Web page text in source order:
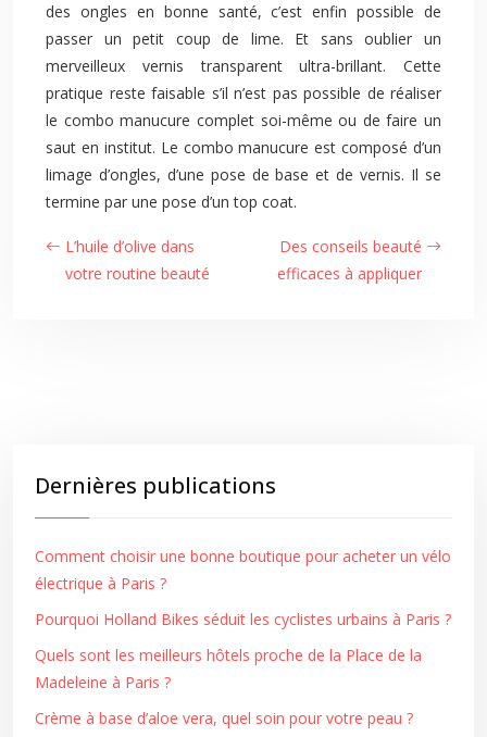
des ongles en bonne santé, c’est enfin possible de
passer un petit coup de lime. Et sans oublier un
merveilleux vernis transparent ultra-brillant. Cette
pratique reste faisable s’il n’est pas possible de réaliser
le combo manucure complet soi-même ou de faire un
saut en institut. Le combo manucure est composé d’un
limage d’ongles, d’une pose de base et de vernis. Il se
termine par une pose d’un top coat.
L’huile d’olive dans
votre routine beauté
Des conseils beauté
efficaces à appliquer
Dernières publications
Comment choisir une bonne boutique pour acheter un vélo
électrique à Paris ?
Pourquoi Holland Bikes séduit les cyclistes urbains à Paris ?
Quels sont les meilleurs hôtels proche de la Place de la
Madeleine à Paris ?
Crème à base d’aloe vera, quel soin pour votre peau ?